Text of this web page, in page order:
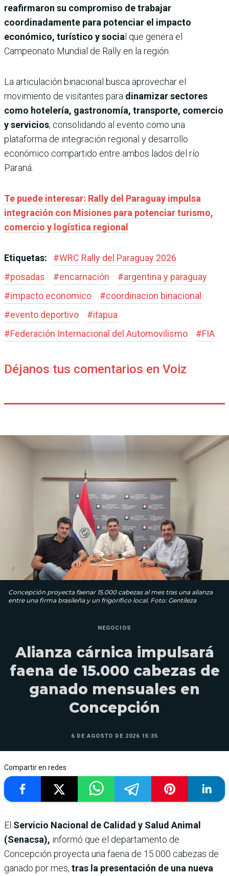
reafirmaron su compromiso de trabajar
coordinadamente para potenciar el impacto
económico, turístico y socia l que genera el
Campeonato Mundial de Rally en la región.
La articulación binacional busca aprovechar el
movimiento de visitantes para dinamizar sectores
como hotelería, gastronomía, transporte, comercio
y servicios, consolidando al evento como una
plataforma de integración regional y desarrollo
económico compartido entre ambos lados del río
Paraná.
Te puede interesar: Rally del Paraguay impulsa
integración con Misiones para potenciar turismo,
comercio y logística regional
Etiquetas: #WRC Rally del Paraguay 2026
#posadas #encarnación #argentina y paraguay
#impacto economico #coordinacion binacional
#evento deportivo #itapua
#Federación Internacional del Automovilismo #FIA
Déjanos tus comentarios en Voiz
Concepción proyecta faenar 15.000 cabezas al mes tras una alianza
entre una firma brasileña y un frigorífico local. Foto: Gentileza
NEGOCIOS
Alianza cárnica impulsará
faena de 15.000 cabezas de
ganado mensuales en
Concepción
6 DE AGOSTO DE 2026 15:35
Compartir en redes
El Servicio Nacional de Calidad y Salud Animal
(Senacsa), informó que el departamento de
Concepción proyecta una faena de 15.000 cabezas de
ganado por mes, tras la presentación de una nueva